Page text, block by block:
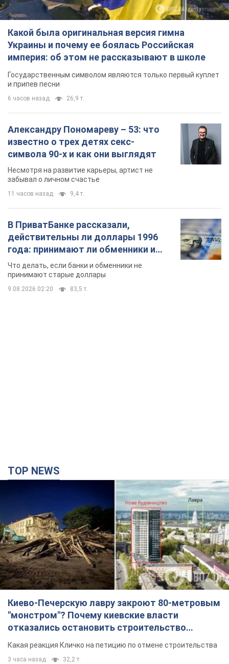
Какой была оригинальная версия гимна
Украины и почему ее боялась Российская
империя: об этом не рассказывают в школе
Государственным символом являются только первый куплет
и припев песни
6 часов назад 26,9 т.
Александру Пономареву – 53: что
известно о трех детях секс-
символа 90-х и как они выглядят
Несмотря на развитие карьеры, артист не
забывал о личном счастье
11 часов назад 9,4 т.
В ПриватБанке рассказали,
действительны ли доллары 1996
года: принимают ли обменники и
банки такие купюры
Что делать, если банки и обменники не
принимают старые доллары
9.08.2026 02:20 83,5 т.
TOP NEWS
Киево-Печерскую лавру закроют 80-метровым
"монстром"? Почему киевские власти
отказались остановить строительство
небоскреба "московского верующего"
Какая реакция Кличко на петицию по отмене строительства
3 часа назад 32,2 т.